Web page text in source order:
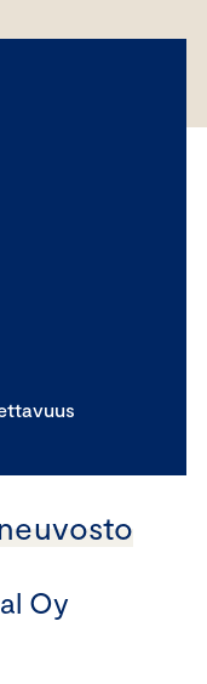
Oy